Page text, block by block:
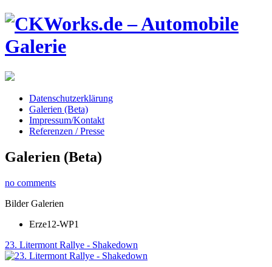
Datenschutzerklärung
Galerien (Beta)
Impressum/Kontakt
Referenzen / Presse
Galerien (Beta)
no comments
Bilder Galerien
Erze12-WP1
23. Litermont Rallye - Shakedown